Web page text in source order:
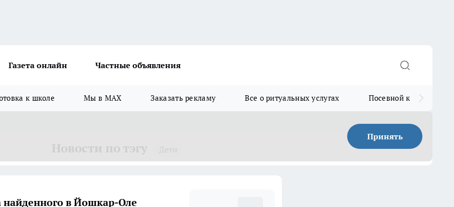
Газета онлайн Частные объявления
к школе Мы в MAX Заказать рекламу Все о ритуальных услугах Посевной календарь
Принять
в Йошкар-Оле